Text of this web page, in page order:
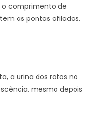
o comprimento de
as pontas afiladas.
a urina dos ratos no
mesmo depois